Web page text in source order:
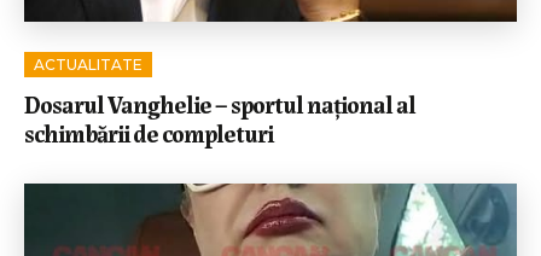
ACTUALITATE
Dosarul Vanghelie – sportul național al
schimbării de completuri